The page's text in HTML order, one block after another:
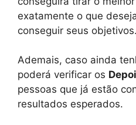
exatamente o que
conseguir seus objetivos.
Ademais, caso ainda
poderá verificar os
pessoas que já estão
resultados esperados.